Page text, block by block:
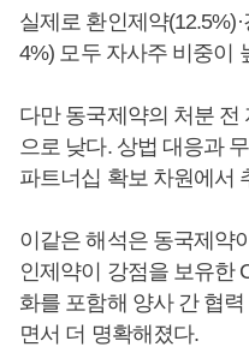
실제로 환인제약
4%) 모두 자사주 비중이
다만 동국제약의 처분 전
으로 낮다. 상법 대응과
파트너십 확보 차원에서
이같은 해석은 동국제약
인제약이 강점을 보유한
화를 포함해 양사 간 협
면서 더 명확해졌다.